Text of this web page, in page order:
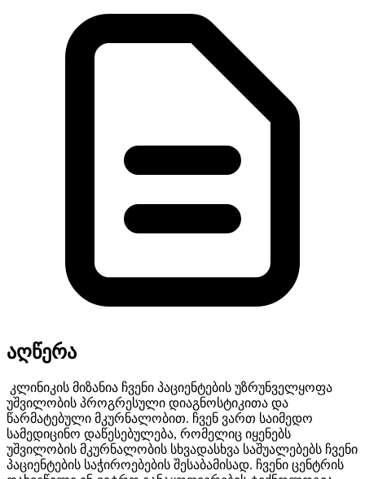
აღწერა
კლინიკის მიზანია ჩვენი პაციენტების უზრუნველყოფა
უშვილობის პროგრესული დიაგნოსტიკითა და
წარმატებული მკურნალობით. ჩვენ ვართ საიმედო
სამედიცინო დაწესებულება, რომელიც იყენებს
უშვილობის მკურნალობის სხვადასხვა საშუალებებს ჩვენი
პაციენტების საჭიროებების შესაბამისად. ჩვენი ცენტრის